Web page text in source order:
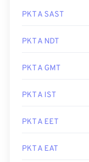
PKT A SAST
PKT A NDT
PKT A GMT
PKT A IST
PKT A EET
PKT A EAT